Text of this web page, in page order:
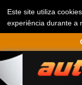
Este site utiliza
experiência durante a